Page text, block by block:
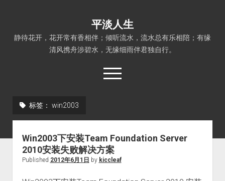
平淡人生
静待花开，花开常有香相伴；倾听流水，流水总有乐相陪；有缘
清风携舟涉碧水，无缘细雨伴君独自行。
open
menu
FreeBSD
PHP程序
C程序
标签： win2003
Win2003下安装Team Foundation Server
2010安装失败解决方案
Published 2012年6月1日 by kiccleaf